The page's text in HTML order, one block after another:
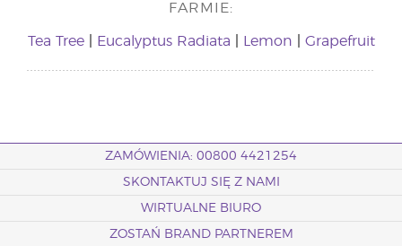
FARMIE:
Tea Tree Eucalyptus Radiata Lemon Grapefruit
ZAMÓWIENIA: 00800 4421254
SKONTAKTUJ SIĘ Z NAMI
WIRTUALNE BIURO
ZOSTAŃ BRAND PARTNEREM